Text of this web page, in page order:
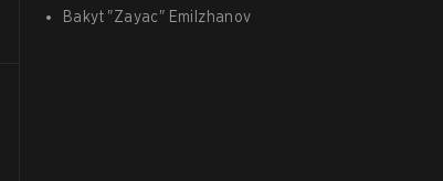
Bakyt "Zayac" Emilzhanov